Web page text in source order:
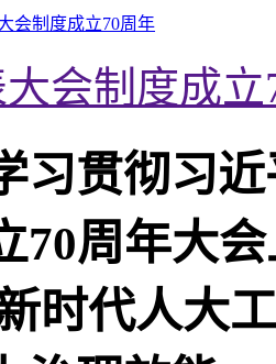
会制度成立70周年
会制度成立
习贯彻习
70周年大
时代人大